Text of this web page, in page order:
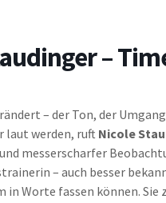
–
– der Ton, der
laut werden, ruft Nicole
messerscharfer
– auch besser
in Worte fassen können.